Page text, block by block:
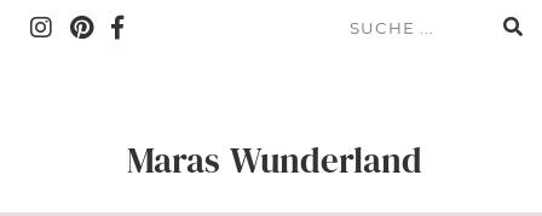
Maras Wunderland